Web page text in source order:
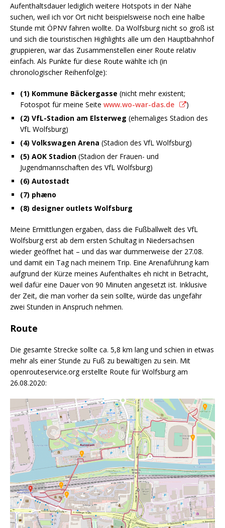
Aufenthaltsdauer lediglich weitere Hotspots in der Nähe
suchen, weil ich vor Ort nicht beispielsweise noch eine halbe
Stunde mit ÖPNV fahren wollte. Da Wolfsburg nicht so groß ist
und sich die touristischen Highlights alle um den Hauptbahnhof
gruppieren, war das Zusammenstellen einer Route relativ
einfach. Als Punkte für diese Route wählte ich (in
chronologischer Reihenfolge):
(1) Kommune Bäckergasse (nicht mehr existent;
Fotospot für meine Seite www.wo-war-das.de
)
(2) VfL-Stadion am Elsterweg (ehemaliges Stadion des
VfL Wolfsburg)
(4) Volkswagen Arena (Stadion des VfL Wolfsburg)
(5) AOK Stadion (Stadion der Frauen- und
Jugendmannschaften des VfL Wolfsburg)
(6) Autostadt
(7) phæno
(8) designer outlets Wolfsburg
Meine Ermittlungen ergaben, dass die Fußballwelt des VfL
Wolfsburg erst ab dem ersten Schultag in Niedersachsen
wieder geöffnet hat – und das war dummerweise der 27.08.
und damit ein Tag nach meinem Trip. Eine Arenaführung kam
aufgrund der Kürze meines Aufenthaltes eh nicht in Betracht,
weil dafür eine Dauer von 90 Minuten angesetzt ist. Inklusive
der Zeit, die man vorher da sein sollte, würde das ungefähr
zwei Stunden in Anspruch nehmen.
Route
Die gesamte Strecke sollte ca. 5,8 km lang und schien in etwas
mehr als einer Stunde zu Fuß zu bewältigen zu sein. Mit
openrouteservice.org erstellte Route für Wolfsburg am
26.08.2020: